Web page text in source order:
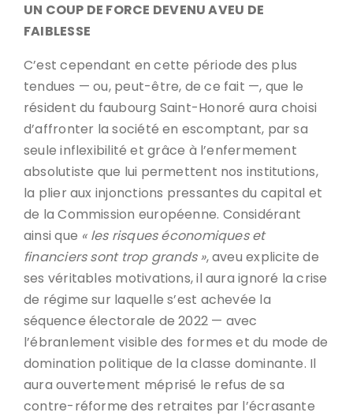
UN COUP DE FORCE DEVENU AVEU DE
FAIBLESSE
C’est cependant en cette période des plus
tendues — ou, peut-être, de ce fait —, que le
résident du faubourg Saint-Honoré aura choisi
d’affronter la société en escomptant, par sa
seule inflexibilité et grâce à l’enfermement
absolutiste que lui permettent nos institutions,
la plier aux injonctions pressantes du capital et
de la Commission européenne. Considérant
ainsi que « les risques économiques et
financiers sont trop grands », aveu explicite de
ses véritables motivations, il aura ignoré la crise
de régime sur laquelle s’est achevée la
séquence électorale de 2022 — avec
l’ébranlement visible des formes et du mode de
domination politique de la classe dominante. Il
aura ouvertement méprisé le refus de sa
contre-réforme des retraites par l’écrasante